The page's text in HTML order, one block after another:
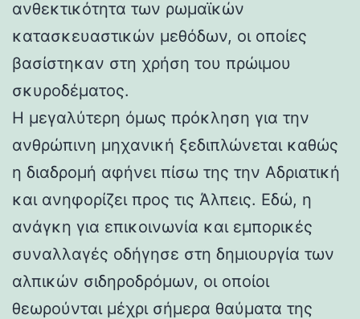
ανθεκτικότητα των ρωμαϊκών
κατασκευαστικών μεθόδων, οι οποίες
βασίστηκαν στη χρήση του πρώιμου
σκυροδέματος.
Η μεγαλύτερη όμως πρόκληση για την
ανθρώπινη μηχανική ξεδιπλώνεται καθώς
η διαδρομή αφήνει πίσω της την Αδριατική
και ανηφορίζει προς τις Άλπεις. Εδώ, η
ανάγκη για επικοινωνία και εμπορικές
συναλλαγές οδήγησε στη δημιουργία των
αλπικών σιδηροδρόμων, οι οποίοι
θεωρούνται μέχρι σήμερα θαύματα της